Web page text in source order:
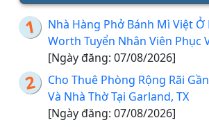
Nhà Hàng Phở Bánh Mì Việt Ở
Worth Tuyển Nhân Viên Phục
[Ngày đăng: 07/08/2026]
Cho Thuê Phòng Rộng Rãi
Và Nhà Thờ Tại Garland, TX
[Ngày đăng: 07/08/2026]